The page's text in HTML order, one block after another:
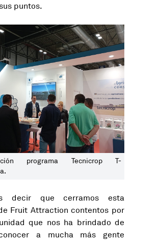
puntos.
programa Tecnicrop T-
decir que cerramos esta
Fruit Attraction contentos por
que nos ha brindado de
a mucha más gente